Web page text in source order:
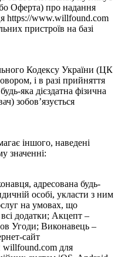
Оферта) про надання
https://www.willfound.com
пристроїв на базі
Кодексу України (ЦК
і в разі прийняття
яка дієздатна фізична
зобов’язується
іншого, наведені
значенні:
адресована будь-
особі, укласти з ним
на умовах, що
додатки; Акцепт –
Угоди; Виконавець –
сайт
willfound.com для